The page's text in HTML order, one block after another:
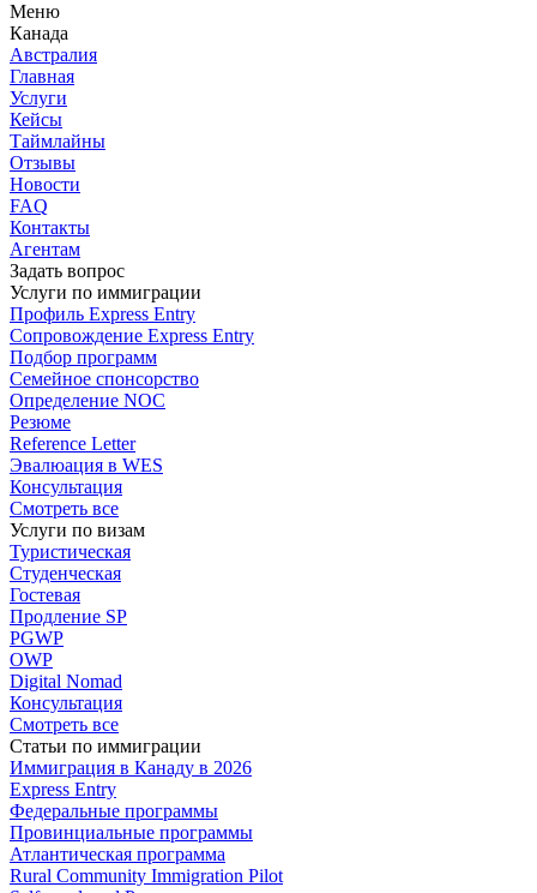
Меню
Канада
Австралия
Главная
Услуги
Кейсы
Таймлайны
Отзывы
Новости
FAQ
Контакты
Агентам
Задать вопрос
Услуги по иммиграции
Профиль Express Entry
Сопровождение Express Entry
Подбор программ
Семейное спонсорство
Определение NOC
Резюме
Reference Letter
Эвалюация в WES
Консультация
Смотреть все
Услуги по визам
Туристическая
Студенческая
Гостевая
Продление SP
PGWP
OWP
Digital Nomad
Консультация
Смотреть все
Статьи по иммиграции
Иммиграция в Канаду в 2026
Express Entry
Федеральные программы
Провинциальные программы
Атлантическая программа
Rural Community Immigration Pilot